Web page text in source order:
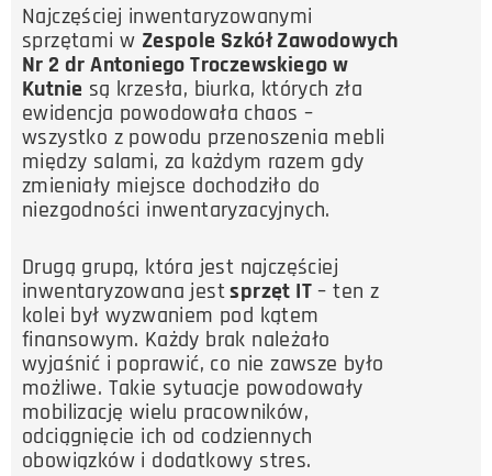
Najczęściej inwentaryzowanymi
sprzętami w Zespole Szkół Zawodowych
Nr 2 dr Antoniego Troczewskiego w
Kutnie są krzesła, biurka, których zła
ewidencja powodowała chaos –
wszystko z powodu przenoszenia mebli
między salami, za każdym razem gdy
zmieniały miejsce dochodziło do
niezgodności inwentaryzacyjnych.
Drugą grupą, która jest najczęściej
inwentaryzowana jestsprzęt IT– ten z
kolei był wyzwaniem pod kątem
finansowym. Każdy brak należało
wyjaśnić i poprawić, co nie zawsze było
możliwe. Takie sytuacje powodowały
mobilizację wielu pracowników,
odciągnięcie ich od codziennych
obowiązków i dodatkowy stres.